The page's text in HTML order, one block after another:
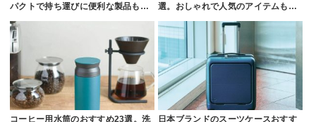
パクトで持ち運びに便利な製品も…
選。おしゃれで人気のアイテムも…
コーヒー用水筒のおすすめ23選。洗
日本ブランドのスーツケースおすす